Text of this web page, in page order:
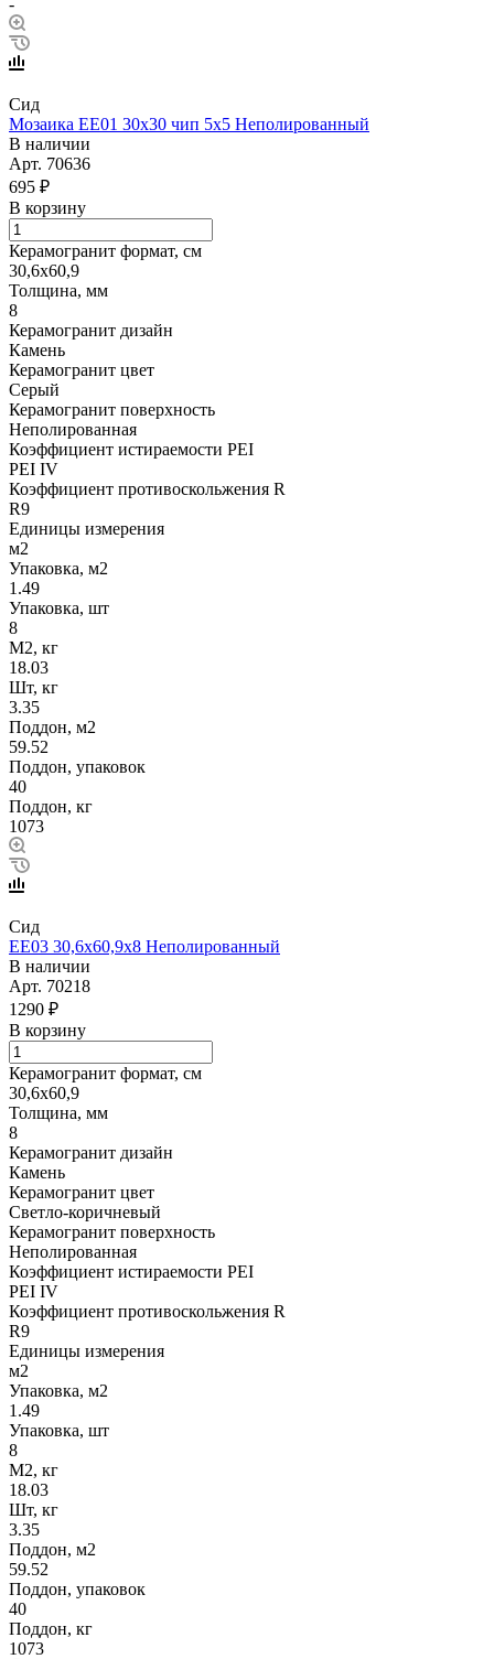
Сид
Мозаика EE01 30х30 чип 5х5 Неполированный
В наличии
Арт. 70636
695 ₽
В корзину
Керамогранит формат, см
30,6х60,9
Толщина, мм
8
Керамогранит дизайн
Камень
Керамогранит цвет
Серый
Керамогранит поверхность
Неполированная
Коэффициент истираемости PEI
PEI IV
Коэффициент противоскольжения R
R9
Единицы измерения
м2
Упаковка, м2
1.49
Упаковка, шт
8
М2, кг
18.03
Шт, кг
3.35
Поддон, м2
59.52
Поддон, упаковок
40
Поддон, кг
1073
Сид
EE03 30,6х60,9х8 Неполированный
В наличии
Арт. 70218
1290 ₽
В корзину
Керамогранит формат, см
30,6х60,9
Толщина, мм
8
Керамогранит дизайн
Камень
Керамогранит цвет
Светло-коричневый
Керамогранит поверхность
Неполированная
Коэффициент истираемости PEI
PEI IV
Коэффициент противоскольжения R
R9
Единицы измерения
м2
Упаковка, м2
1.49
Упаковка, шт
8
М2, кг
18.03
Шт, кг
3.35
Поддон, м2
59.52
Поддон, упаковок
40
Поддон, кг
1073